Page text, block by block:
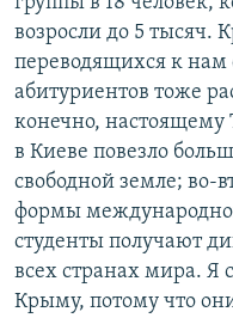
возросли до 5 тысяч.
переводящихся к нам
абитуриентов тоже
конечно, настоящему
в Киеве повезло
свободной земле; во-
формы
студенты получают
всех странах мира. Я
Крыму, потому что